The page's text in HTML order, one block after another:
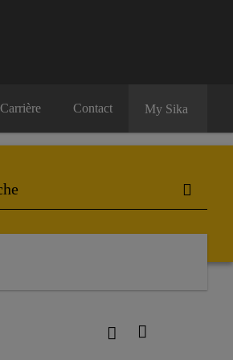
Carrière Contact My Sika